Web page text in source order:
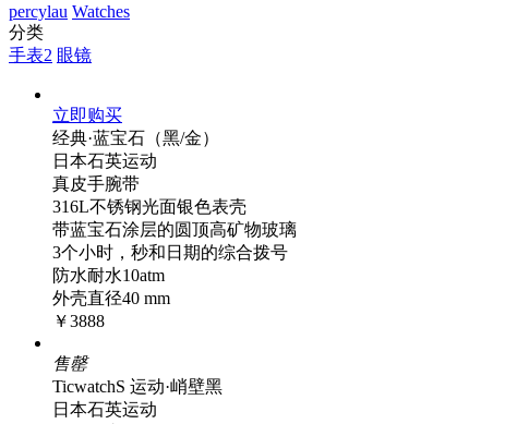
percylau Watches
分类
手表2 眼镜
立即购买
经典·蓝宝石（黑/金）
日本石英运动
真皮手腕带
316L不锈钢光面银色表壳
带蓝宝石涂层的圆顶高矿物玻璃
3个小时，秒和日期的综合拨号
防水耐水10atm
外壳直径40 mm
￥3888
售罄
TicwatchS 运动·峭壁黑
日本石英运动